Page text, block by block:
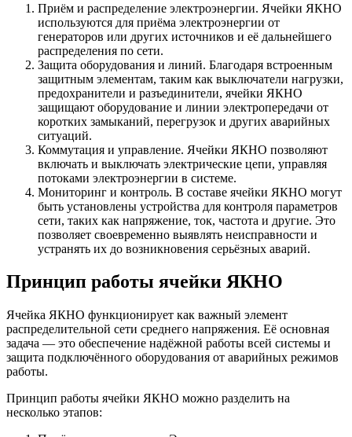
Приём и распределение электроэнергии. Ячейки ЯКНО
используются для приёма электроэнергии от
генераторов или других источников и её дальнейшего
распределения по сети.
Защита оборудования и линий. Благодаря встроенным
защитным элементам, таким как выключатели нагрузки,
предохранители и разъединители, ячейки ЯКНО
защищают оборудование и линии электропередачи от
коротких замыканий, перегрузок и других аварийных
ситуаций.
Коммутация и управление. Ячейки ЯКНО позволяют
включать и выключать электрические цепи, управляя
потоками электроэнергии в системе.
Мониторинг и контроль. В составе ячейки ЯКНО могут
быть установлены устройства для контроля параметров
сети, таких как напряжение, ток, частота и другие. Это
позволяет своевременно выявлять неисправности и
устранять их до возникновения серьёзных аварий.
Принцип работы ячейки ЯКНО
Ячейка ЯКНО функционирует как важный элемент
распределительной сети среднего напряжения. Её основная
задача — это обеспечение надёжной работы всей системы и
защита подключённого оборудования от аварийных режимов
работы.
Принцип работы ячейки ЯКНО можно разделить на
несколько этапов: